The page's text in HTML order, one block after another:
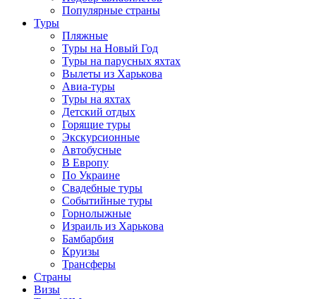
Популярные страны
Туры
Пляжные
Туры на Новый Год
Туры на парусных яхтах
Вылеты из Харькова
Авиа-туры
Туры на яхтах
Детский отдых
Горящие туры
Экскурсионные
Автобусные
В Европу
По Украине
Свадебные туры
Событийные туры
Горнолыжные
Израиль из Харькова
Бамбарбия
Круизы
Трансферы
Страны
Визы